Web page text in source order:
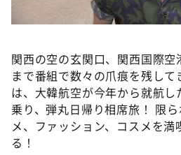
新婚さんいらっしゃい！
ザキ山小屋本館
ぺこぱのまるスポ
アナ回覧板
関西の空の玄関口、関西国際
まで番組で数々の爪痕を残し
は、大韓航空が今年から就航
乗り、弾丸日帰り相席旅！ 限
メ、ファッション、コスメを
る！